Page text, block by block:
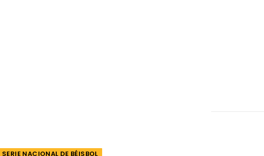
SERIE NACIONAL DE BÉISBOL